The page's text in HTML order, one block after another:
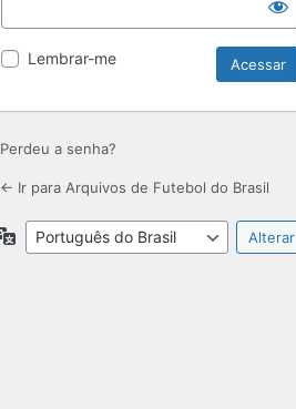
Lembrar-me
Perdeu a senha?
← Ir para Arquivos de Futebol do Brasil
Idioma